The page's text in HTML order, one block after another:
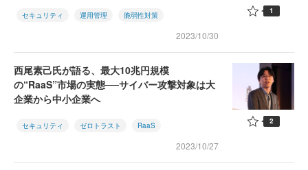
セキュリティ 運用管理 脆弱性対策
2023/10/30
1
西尾素己氏が語る、最大10兆円規模
の“RaaS”市場の実態──サイバー攻撃対象は大
企業から中小企業へ
セキュリティ ゼロトラスト RaaS
2023/10/27
2